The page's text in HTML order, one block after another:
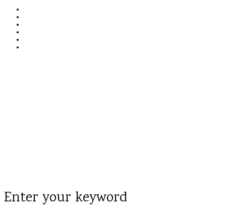
Enter your keyword